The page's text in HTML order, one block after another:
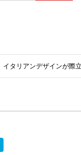
イタリアンデザインが際